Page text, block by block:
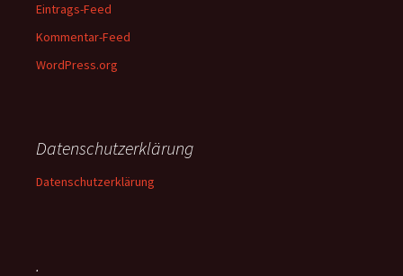
Eintrags-Feed
Kommentar-Feed
WordPress.org
Datenschutzerklärung
Datenschutzerklärung
.